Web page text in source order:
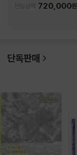
펀딩금액 720,000원
단독판매